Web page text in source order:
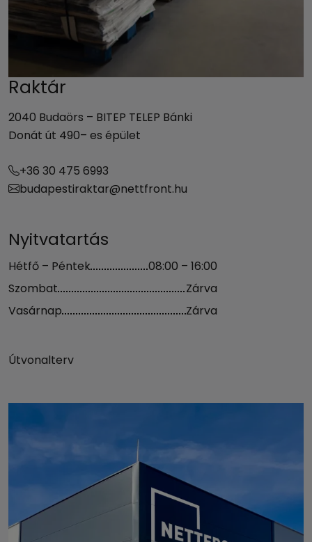
Raktár
2040 Budaörs – BITEP TELEP Bánki
Donát út 490– es épület
+36 30 475 6993
budapestiraktar@nettfront.hu
Nyitvatartás
Hétfő – Péntek
08:00 – 16:00
Szombat
Zárva
Vasárnap
Zárva
Útvonalterv